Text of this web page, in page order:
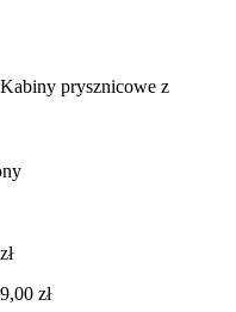
prysznicowe z
zł
zł